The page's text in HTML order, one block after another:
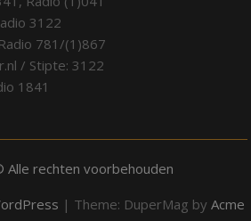
3122
781/(1)867
/ Stipte: 3122
1841
Alle rechten voorbehouden
| Theme: DuperMag by Acme